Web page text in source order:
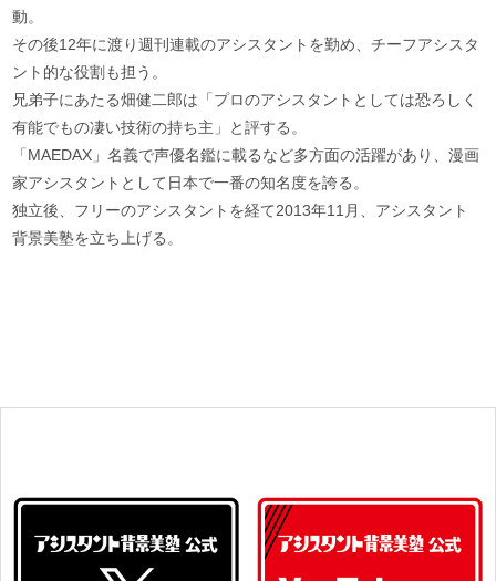
動。
その後12年に渡り週刊連載のアシスタントを勤め、チーフアシスタ
ント的な役割も担う。
兄弟子にあたる畑健二郎は「プロのアシスタントとしては恐ろしく
有能でもの凄い技術の持ち主」と評する。
「MAEDAX」名義で声優名鑑に載るなど多方面の活躍があり、漫画
家アシスタントとして日本で一番の知名度を誇る。
独立後、フリーのアシスタントを経て2013年11月、アシスタント
背景美塾を立ち上げる。